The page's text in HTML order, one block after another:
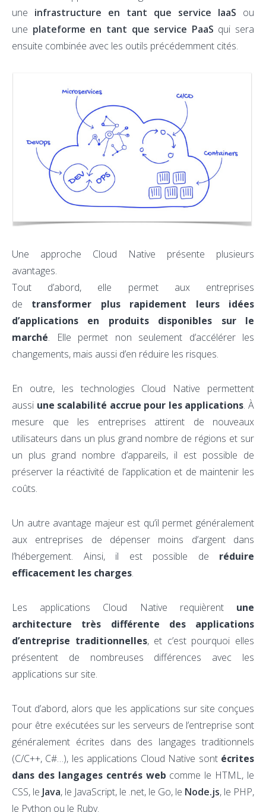
une infrastructure en tant que service IaaS ou
une plateforme en tant que service PaaS qui sera
ensuite combinée avec les outils précédemment cités.
Une approche Cloud Native présente plusieurs
avantages.
Tout d’abord, elle permet aux entreprises
de transformer plus rapidement leurs idées
d’applications en produits disponibles sur le
marché. Elle permet non seulement d’accélérer les
changements, mais aussi d’en réduire les risques.
En outre, les technologies Cloud Native permettent
aussi une scalabilité accrue pour les applications. À
mesure que les entreprises attirent de nouveaux
utilisateurs dans un plus grand nombre de régions et sur
un plus grand nombre d’appareils, il est possible de
préserver la réactivité de l’application et de maintenir les
coûts.
Un autre avantage majeur est qu’il permet généralement
aux entreprises de dépenser moins d’argent dans
l’hébergement. Ainsi, il est possible de réduire
efficacement les charges.
Les applications Cloud Native requièrent une
architecture très différente des applications
d’entreprise traditionnelles, et c’est pourquoi elles
présentent de nombreuses différences avec les
applications sur site.
Tout d’abord, alors que les applications sur site conçues
pour être exécutées sur les serveurs de l’entreprise sont
généralement écrites dans des langages traditionnels
(C/C++, C#…), les applications Cloud Native sont écrites
dans des langages centrés web comme le HTML, le
CSS, le Java, le JavaScript, le .net, le Go, le Node.js, le PHP,
le Python ou le Ruby.